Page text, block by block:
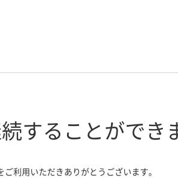
する ことができ
ご利用いただきありがとうございます。